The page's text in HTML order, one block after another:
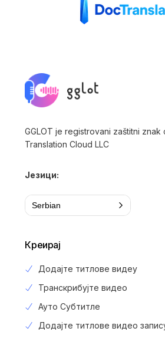
GGLOT je registrovani zaštitni znak
Translation Cloud LLC
Језици:
Serbian
Креирај
Додајте титлове видеу
Транскрибујте видео
Ауто Субтитле
Додајте титлове видео